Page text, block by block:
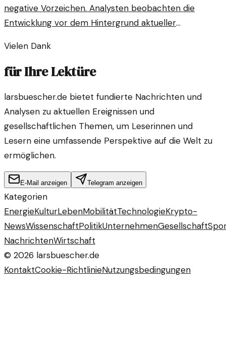
negative Vorzeichen. Analysten beobachten die
Entwicklung vor dem Hintergrund aktueller
Vielen Dank
für Ihre Lektüre
larsbuescher.de bietet fundierte Nachrichten und
Analysen zu aktuellen Ereignissen und
gesellschaftlichen Themen, um Leserinnen und
Lesern eine umfassende Perspektive auf die Welt zu
ermöglichen.
E-Mail anzeigen Telegram anzeigen
Kategorien
EnergieKulturLebenMobilitätTechnologieKrypto-
NewsWissenschaftPolitikUnternehmenGesellschaft
NachrichtenWirtschaft
© 2026 larsbuescher.de
KontaktCookie-RichtlinieNutzungsbedingungen